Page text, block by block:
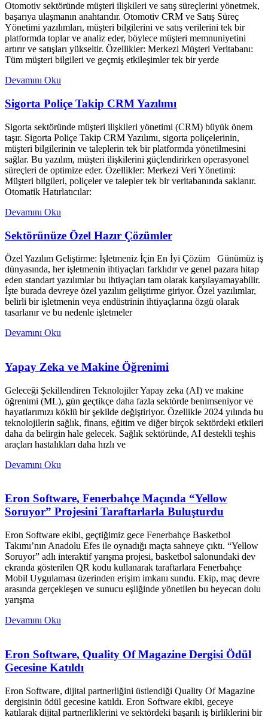
Otomotiv sektöründe müşteri ilişkileri ve satış süreçlerini yönetmek,
başarıya ulaşmanın anahtarıdır. Otomotiv CRM ve Satış Süreç
Yönetimi yazılımları, müşteri bilgilerini ve satış verilerini tek bir
platformda toplar ve analiz eder, böylece müşteri memnuniyetini
artırır ve satışları yükseltir. Özellikler: Merkezi Müşteri Veritabanı:
Tüm müşteri bilgileri ve geçmiş etkileşimler tek bir yerde
Devamını Oku
Sigorta Poliçe Takip CRM Yazılımı
Sigorta sektöründe müşteri ilişkileri yönetimi (CRM) büyük önem
taşır. Sigorta Poliçe Takip CRM Yazılımı, sigorta poliçelerinin,
müşteri bilgilerinin ve taleplerin tek bir platformda yönetilmesini
sağlar. Bu yazılım, müşteri ilişkilerini güçlendirirken operasyonel
süreçleri de optimize eder. Özellikler: Merkezi Veri Yönetimi:
Müşteri bilgileri, poliçeler ve talepler tek bir veritabanında saklanır.
Otomatik Hatırlatıcılar:
Devamını Oku
Sektörünüze Özel Hazır Çözümler
Özel Yazılım Geliştirme: İşletmeniz İçin En İyi Çözüm Günümüz iş
dünyasında, her işletmenin ihtiyaçları farklıdır ve genel pazara hitap
eden standart yazılımlar bu ihtiyaçları tam olarak karşılayamayabilir.
İşte burada devreye özel yazılım geliştirme giriyor. Özel yazılımlar,
belirli bir işletmenin veya endüstrinin ihtiyaçlarına özgü olarak
tasarlanır ve bu nedenle işletmeler
Devamını Oku
Yapay Zeka ve Makine Öğrenimi
Geleceği Şekillendiren Teknolojiler Yapay zeka (AI) ve makine
öğrenimi (ML), gün geçtikçe daha fazla sektörde benimseniyor ve
hayatlarımızı köklü bir şekilde değiştiriyor. Özellikle 2024 yılında bu
teknolojilerin sağlık, finans, eğitim ve diğer birçok sektördeki etkileri
daha da belirgin hale gelecek. Sağlık sektöründe, AI destekli teşhis
araçları hastalıkları daha hızlı ve
Devamını Oku
Eron Software, Fenerbahçe Maçında “Yellow
Soruyor” Projesini Taraftarlarla Buluşturdu
Eron Software ekibi, geçtiğimiz gece Fenerbahçe Basketbol
Takımı’nın Anadolu Efes ile oynadığı maçta sahneye çıktı. “Yellow
Soruyor” adlı interaktif yarışma projesi, basketbol salonundaki dev
ekranda gösterilen QR kodu kullanarak taraftarlara Fenerbahçe
Mobil Uygulaması üzerinden erişim imkanı sundu. Ekip, maç devre
arasında gerçekleşen ve sunucu eşliğinde yönetilen bu heyecan dolu
yarışma
Devamını Oku
Eron Software, Quality Of Magazine Dergisi Ödül
Gecesine Katıldı
Eron Software, dijital partnerliğini üstlendiği Quality Of Magazine
dergisinin ödül gecesine katıldı. Eron Software ekibi, geceye
katılarak dijital partnerliklerini ve sektördeki başarılı iş birliklerini bir